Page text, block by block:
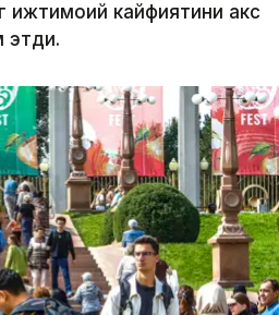
ижтимоий кайфиятини акс
этди.